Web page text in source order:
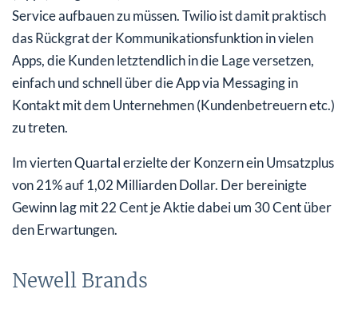
Service aufbauen zu müssen. Twilio ist damit praktisch
das Rückgrat der Kommunikationsfunktion in vielen
Apps, die Kunden letztendlich in die Lage versetzen,
einfach und schnell über die App via Messaging in
Kontakt mit dem Unternehmen (Kundenbetreuern etc.)
zu treten.
Im vierten Quartal erzielte der Konzern ein Umsatzplus
von 21% auf 1,02 Milliarden Dollar. Der bereinigte
Gewinn lag mit 22 Cent je Aktie dabei um 30 Cent über
den Erwartungen.
Newell Brands